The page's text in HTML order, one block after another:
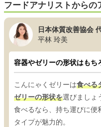
フードアナリストからの
日本体質改善協会
平林 玲美
容器やゼリーの形状はもち
こんにゃくゼリーは食べる
ゼリーの形状を選びましょ
食べるなら、持ち運びに便
タイプが魅力的。